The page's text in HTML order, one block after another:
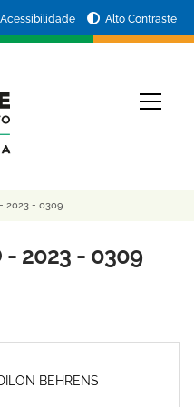
Acessibilidade Alto Contraste
2023 - 0309
- 2023 - 0309
BEHRENS